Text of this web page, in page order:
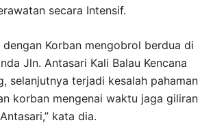
secara Intensif.
dengan Korban mengobrol berdua di
Jln. Antasari Kali Balau Kencana
selanjutnya terjadi kesalah pahaman
korban mengenai waktu jaga giliran
kata dia.